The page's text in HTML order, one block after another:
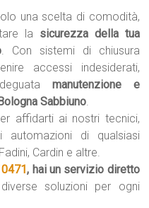
una scelta di comodità,
la sicurezza della tua
. Con sistemi di chiusura
accessi indesiderati,
manutenzione e
Sabbiuno.
affidarti ai nostri tecnici,
automazioni di qualsiasi
Cardin e altre.
, hai un servizio diretto
soluzioni per ogni